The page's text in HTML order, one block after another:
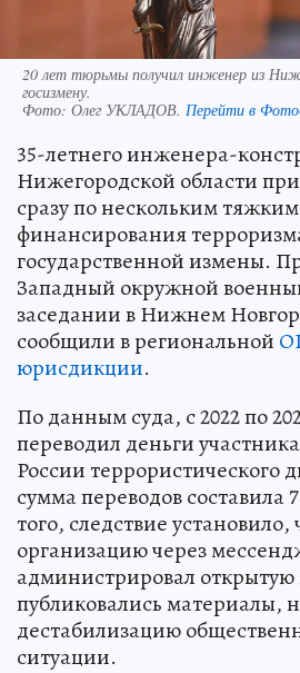
20 лет тюрьмы получил инженер из
госизмену.
Фото: Олег УКЛАДОВ. Перейти в
35-летнего инженера-
Нижегородской области
сразу по нескольким
финансирования
государственной измены.
Западный окружной
заседании в Нижнем
сообщили в региональной
юрисдикции.
По данным суда, с 2022 по
переводил деньги
России
сумма переводов составила
того, следствие установило,
организацию через
администрировал открытую
публиковались материалы,
дестабилизацию
ситуации.